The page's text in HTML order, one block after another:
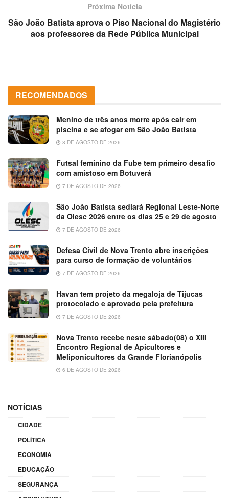
Próxima Notícia
São João Batista aprova o Piso Nacional do Magistério
aos professores da Rede Pública Municipal
RECOMENDADOS
Menino de três anos morre após cair em
piscina e se afogar em São João Batista
8 DE AGOSTO DE 2026
Futsal feminino da Fube tem primeiro desafio
com amistoso em Botuverá
7 DE AGOSTO DE 2026
São João Batista sediará Regional Leste-Norte
da Olesc 2026 entre os dias 25 e 29 de agosto
7 DE AGOSTO DE 2026
Defesa Civil de Nova Trento abre inscrições
para curso de formação de voluntários
7 DE AGOSTO DE 2026
Havan tem projeto da megaloja de Tijucas
protocolado e aprovado pela prefeitura
7 DE AGOSTO DE 2026
Nova Trento recebe neste sábado(08) o XIII
Encontro Regional de Apicultores e
Meliponicultores da Grande Florianópolis
6 DE AGOSTO DE 2026
NOTÍCIAS
CIDADE
POLÍTICA
ECONOMIA
EDUCAÇÃO
SEGURANÇA